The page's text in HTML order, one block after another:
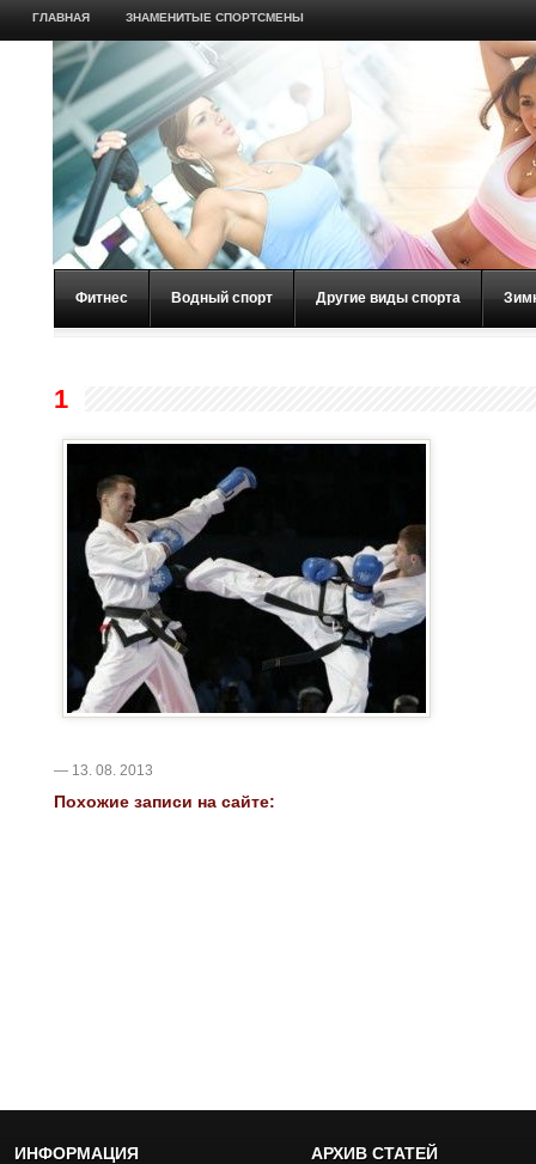
ГЛАВНАЯ ЗНАМЕНИТЫЕ СПОРТСМЕНЫ
Фитнес Водный спорт Другие виды спорта
1
— 13. 08. 2013
Похожие записи на сайте:
ИНФОРМАЦИЯ АРХИВ СТАТЕЙ